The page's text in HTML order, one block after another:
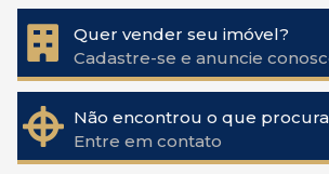
Quer vender seu imóvel?
Cadastre-se e anuncie
Não encontrou o que
Entre em contato